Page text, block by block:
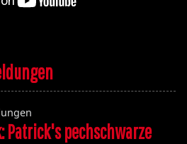
Patrick's pechschwarze